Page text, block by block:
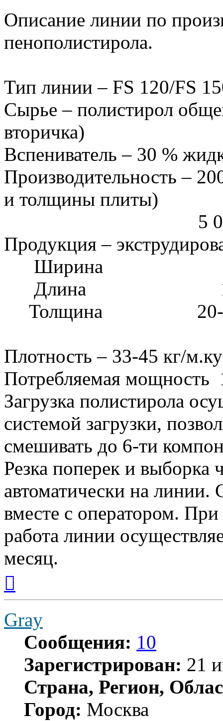
Описание линии по
пенополистирола.
Тип линии – FS 120/FS
Сырье – полистирол
вторичка)
Вспениватель – 30 %
Производительность –
и толщины плиты)
5 000 м.
Продукция –
Ширина
Длина 1 200
Толщина 20-30-
Плотность – 33-45 кг/
Потребляемая мощность
Загрузка полистирола
системой загрузки,
смешивать до 6-ти
Резка поперек и выборка
автоматически на линии.
вместе с оператором.
работа линии
месяц.
началу
Gray
Сообщения: 10
Зарегистрирован: 21
Страна, Регион,
Город: Москва